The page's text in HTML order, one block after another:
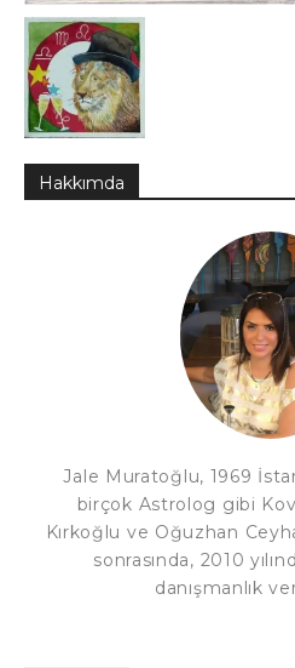
Hakkımda
Jale Muratoğlu, 1969
birçok Astrolog gibi
Kırkoğlu ve Oğuzhan
sonrasında, 2010
danışmanlık